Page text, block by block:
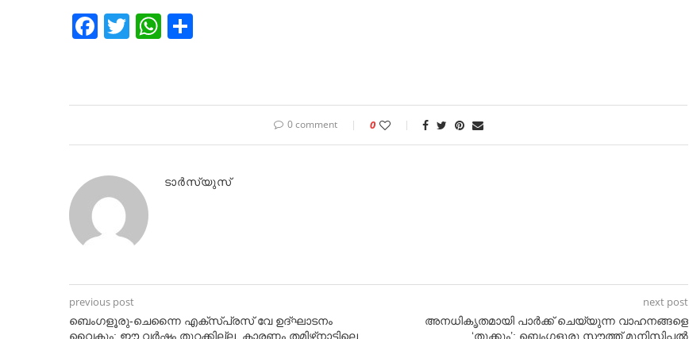
Facebook
TwitterWhatsApp
0 comment 0
ടാർസ്യുസ്
previous post
ബെംഗളൂരു-ചെന്നൈ എക്‌സ്പ്രസ് വേ ഉദ്‌ഘാടനം
വൈകും; ഈ വര്‍ഷം തുറക്കില്ല, കാരണം തമിഴ്‌നാട്ടിലെ
next post
അനധികൃതമായി പാര്‍ക്ക് ചെയ്യുന്ന വാഹനങ്ങളെ
‘തൂക്കും’; ബെംഗളൂരു സൗത്ത് മുനിസിപ്പല്‍